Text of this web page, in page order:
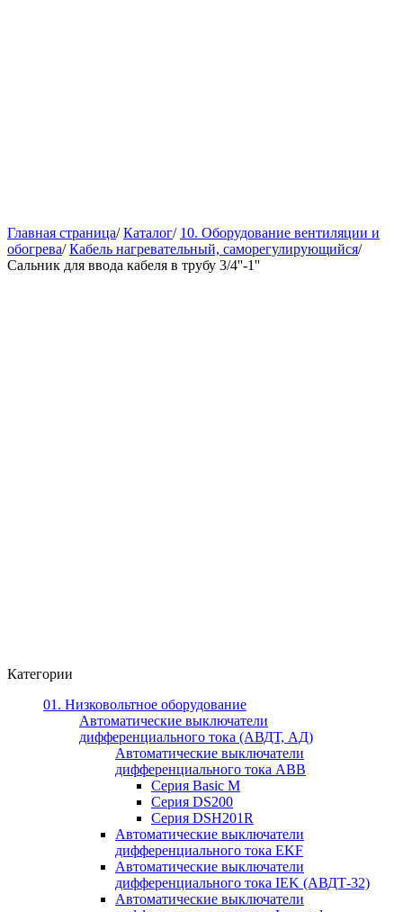
Главная страница/ Каталог/ 10. Оборудование вентиляции и
обогрева/ Кабель нагревательный, саморегулирующийся/
Сальник для ввода кабеля в трубу 3/4''-1''
Категории
01. Низковольтное оборудование
Автоматические выключатели
дифференциального тока (АВДТ, АД)
Автоматические выключатели
дифференциального тока ABB
Серия Basic M
Серия DS200
Серия DSH201R
Автоматические выключатели
дифференциального тока EKF
Автоматические выключатели
дифференциального тока IEK (АВДТ-32)
Автоматические выключатели